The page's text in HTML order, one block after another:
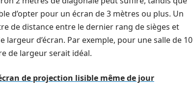
d’opter pour un écran de 3 mètres ou plus. Un
de distance entre le dernier rang de sièges et
largeur d’écran. Par exemple, pour une salle de 10
de largeur serait idéal.
de projection lisible même de jour